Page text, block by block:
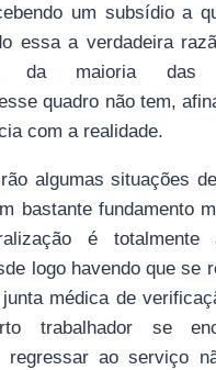
um subsídio a
essa a verdadeira
da maioria das
quadro não tem,
com a realidade.
algumas situações
bastante fundamento
é totalmente
logo havendo que se
médica de
trabalhador se
regressar ao serviço